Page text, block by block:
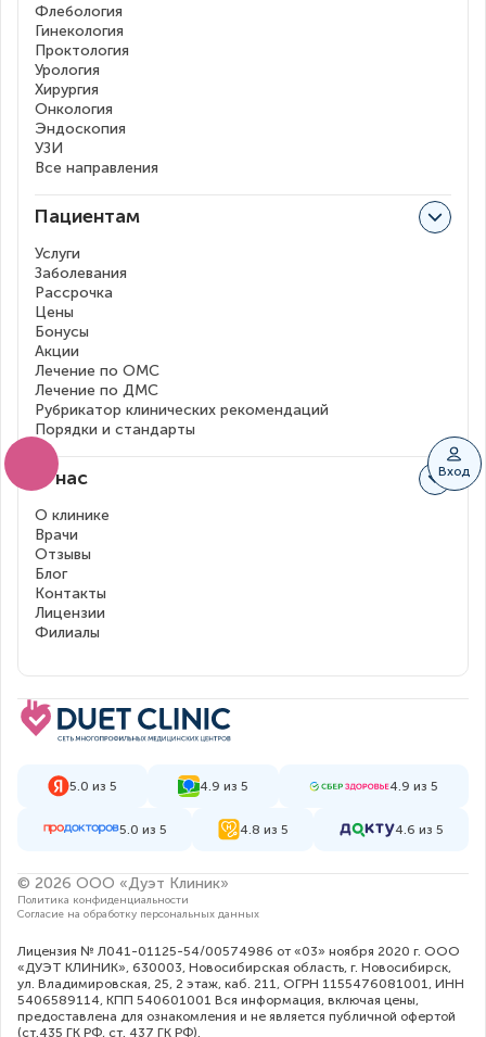
Вход
Флебология
Гинекология
Проктология
Урология
Хирургия
Онкология
Эндоскопия
УЗИ
Все направления
Пациентам
Услуги
Заболевания
Рассрочка
Цены
Бонусы
Акции
Лечение по ОМС
Лечение по ДМС
Рубрикатор клинических рекомендаций
Порядки и стандарты
О нас
О клинике
Врачи
Отзывы
Блог
Контакты
Лицензии
Филиалы
5.0 из 5 4.9 из 5 4.9 из 5
5.0 из 5 4.8 из 5 4.6 из 5
© 2026 ООО «Дуэт Клиник»
Политика конфиденциальности
Согласие на обработку персональных данных
Лицензия № Л041-01125-54/00574986 от «03» ноября 2020 г. ООО
«ДУЭТ КЛИНИК», 630003, Новосибирская область, г. Новосибирск,
ул. Владимировская, 25, 2 этаж, каб. 211, ОГРН 1155476081001, ИНН
5406589114, КПП 540601001 Вся информация, включая цены,
предоставлена для ознакомления и не является публичной офертой
(ст.435 ГК РФ, cт. 437 ГК РФ).